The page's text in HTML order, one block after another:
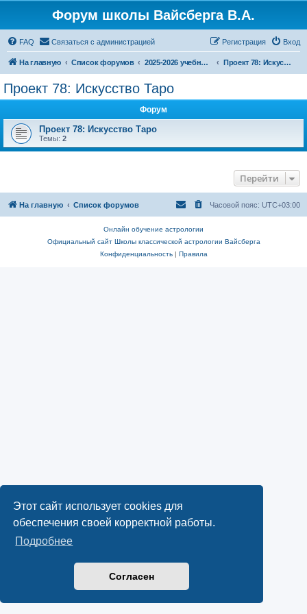
Этот сайт использует cookies для
обеспечения своей корректной работы.
Подробнее
Согласен
Форум школы Вайсберга В.А.
FAQ Связаться с администрацией Вход
Регистрация
На главную Список форумов 2025-2026 учебный год Проект 78: Искусство Таро
Проект 78: Искусство Таро
Форум
Проект 78: Искусство Таро
Темы: 2
Перейти
На главную Список форумов Часовой пояс: UTC+03:00
Онлайн обучение астрологии
Официальный сайт Школы классической астрологии Вайсберга
Конфиденциальность| Правила